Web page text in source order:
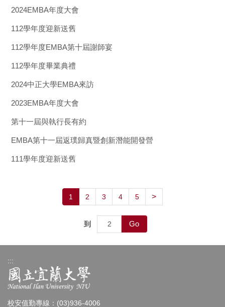
2024EMBA年度大會
112學年度迎新送舊
112學年度EMBA第十屆謝師宴
112學年度畢業典禮
2024中正大學EMBA來訪
2023EMBA年度大會
第十一屆與執行長有約
EMBA第十一屆返璞歸真暨創新潛能開發營
111學年度迎新送舊
1 2 3 4 5 >
到 Go
:::
校安值勤專線：(03)936-4006